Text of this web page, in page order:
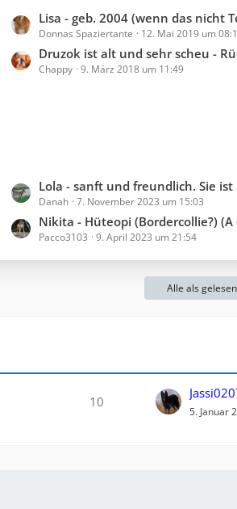
r
g
e
B
e
L
e
t
z
r
g
Lisa - geb. 2004 (wenn das nicht Tosja's
Donnas Spaziertante 12. Mai 2019 um
Druzok ist alt und sehr scheu -
Chappy 9. März 2018 um 11:49
L
e
t
z
t
Lola - sanft und freundlich. Sie ist 2006 geboren und sitzt schon ewig im
Danah 7. November 2023 um 15:03
Nikita - Hüteopi (Bordercollie?) (A
Pacco3103 9. April 2023 um 21:54
Alle als
10
5. Januar